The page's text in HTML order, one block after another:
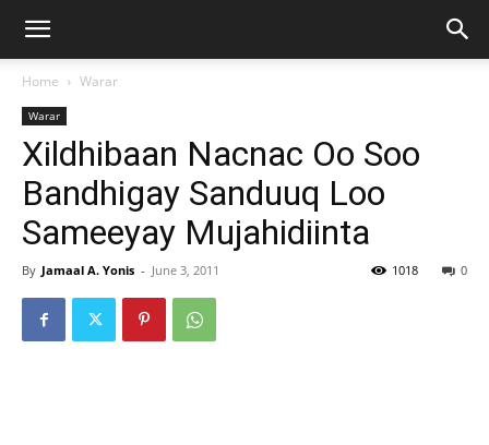
Home Warar
Warar
Xildhibaan Nacnac Oo Soo
Bandhigay Sanduuq Loo
Sameeyay Mujahidiinta
By Jamaal A. Yonis - June 3, 2011 0
1018